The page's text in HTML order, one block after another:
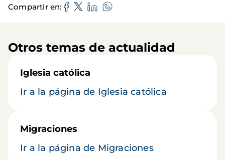
Compartir en
Otros temas de actualidad
Iglesia católica
Ir a la página de Iglesia católica
Migraciones
Ir a la página de Migraciones